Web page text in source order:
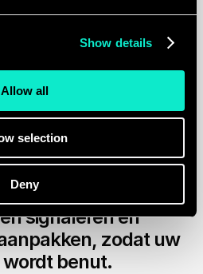
Show details
Allow all
selection
Deny
en
vanaf dag één op
time tracking
signaleren en
zodat uw
benut.